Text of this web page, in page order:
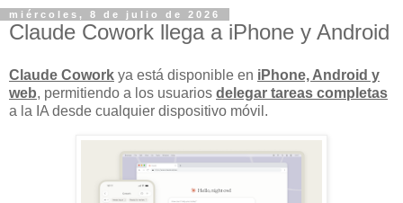
miércoles, 8 de julio de 2026
Claude Cowork llega a iPhone y Android
Claude Cowork ya está disponible en iPhone, Android y
web, permitiendo a los usuarios delegar tareas completas
a la IA desde cualquier dispositivo móvil.